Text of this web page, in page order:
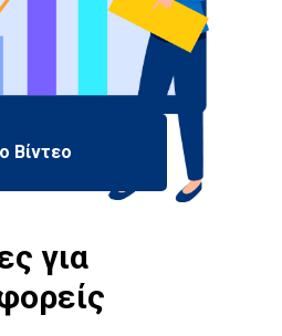
για